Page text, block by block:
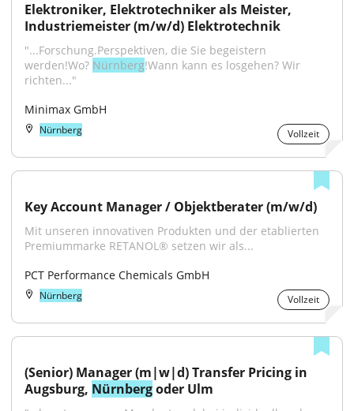
Elektroniker, Elektrotechniker als Meister,
Industriemeister (m/w/d) Elektrotechnik
"...Forschung.Perspektiven, die Sie begeistern
werden!Wo? Nürnberg!Wann kann es losgehen? Wir
richten..."
Minimax GmbH
Nürnberg Vollzeit
Key Account Manager / Objektberater (m/w/d)
Mit unseren innovativen Produkten und der etablierten
Premiummarke RETANOL® setzen wir als...
PCT Performance Chemicals GmbH
Nürnberg Vollzeit
(Senior) Manager (m|w|d) Transfer Pricing in
Augsburg, Nürnberg oder Ulm